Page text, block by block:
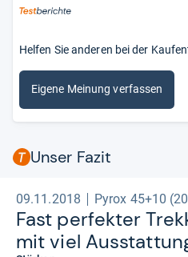
Helfen Sie anderen bei der
Eigene Meinung verfassen
Unser Fazit
09.11.2018 Pyrox 45+10
Fast per­fek­ter
mit viel